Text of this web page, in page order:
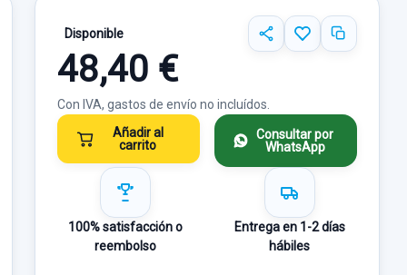
Disponible
48,40 €
Con IVA, gastos de envío no incluídos.
Añadir al
carrito
Consultar por
WhatsApp
100% satisfacción o
reembolso
Entrega en 1-2 días
hábiles